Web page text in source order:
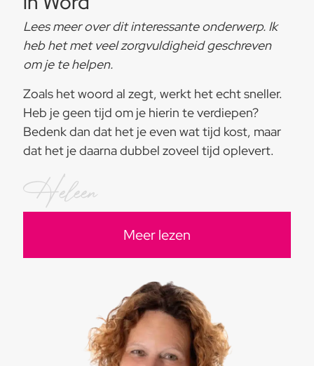
Lees meer over dit interessante onderwerp. Ik
heb het met veel zorgvuldigheid geschreven
om je te helpen.
Zoals het woord al zegt, werkt het echt sneller.
Heb je geen tijd om je hierin te verdiepen?
Bedenk dan dat het je even wat tijd kost, maar
dat het je daarna dubbel zoveel tijd oplevert.
Meer lezen
Heleen